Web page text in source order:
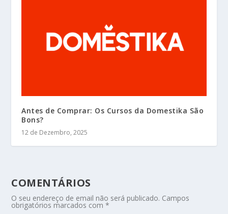
Antes de Comprar: Os Cursos da Domestika São
Bons?
12 de Dezembro, 2025
COMENTÁRIOS
O seu endereço de email não será publicado. Campos
obrigatórios marcados com*